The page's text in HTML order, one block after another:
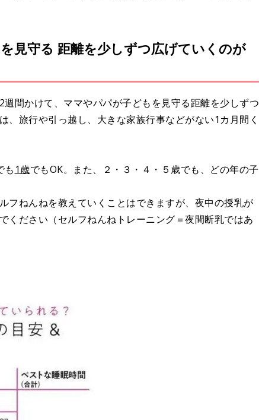
見守る 距離を少しずつ広げていくのが
週間かけて、ママやパパが子どもを見守る距離を少しずつ
、旅行や引っ越し、大きな家族行事などがない1カ月間く
も 1歳でもOK。また、２・３・４・５歳でも、どの年の子
フねんねを教えていくことはできますが、夜中の授乳が
ください（セルフねんねトレーニング＝夜間断乳ではあ